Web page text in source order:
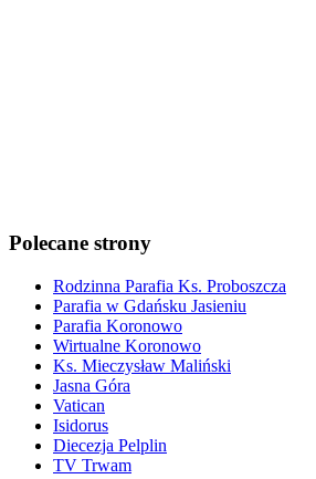
Polecane strony
Rodzinna Parafia Ks. Proboszcza
Parafia w Gdańsku Jasieniu
Parafia Koronowo
Wirtualne Koronowo
Ks. Mieczysław Maliński
Jasna Góra
Vatican
Isidorus
Diecezja Pelplin
TV Trwam